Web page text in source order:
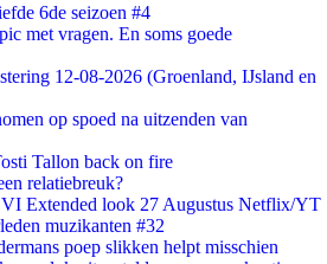
6de seizoen #4
met vragen. En soms goede
12-08-2026 (Groenland, IJsland en
op spoed na uitzenden van
Tallon back on fire
relatiebreuk?
Extended look 27 Augustus Netflix/YT
muzikanten #32
poep slikken helpt misschien